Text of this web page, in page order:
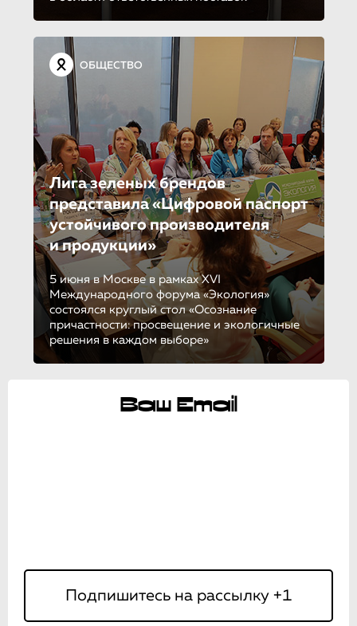
ОБЩЕСТВО
Лига зеленых брендов
представила «Цифровой паспорт
устойчивого производителя
и продукции»
5 июня в Москве в рамках XVI
Международного форума «Экология»
состоялся круглый стол «Осознание
причастности: просвещение и экологичные
решения в каждом выборе»
Ваш Email